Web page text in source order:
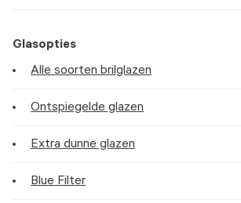
Glasopties
Alle soorten brilglazen
Ontspiegelde glazen
Extra dunne glazen
Blue Filter